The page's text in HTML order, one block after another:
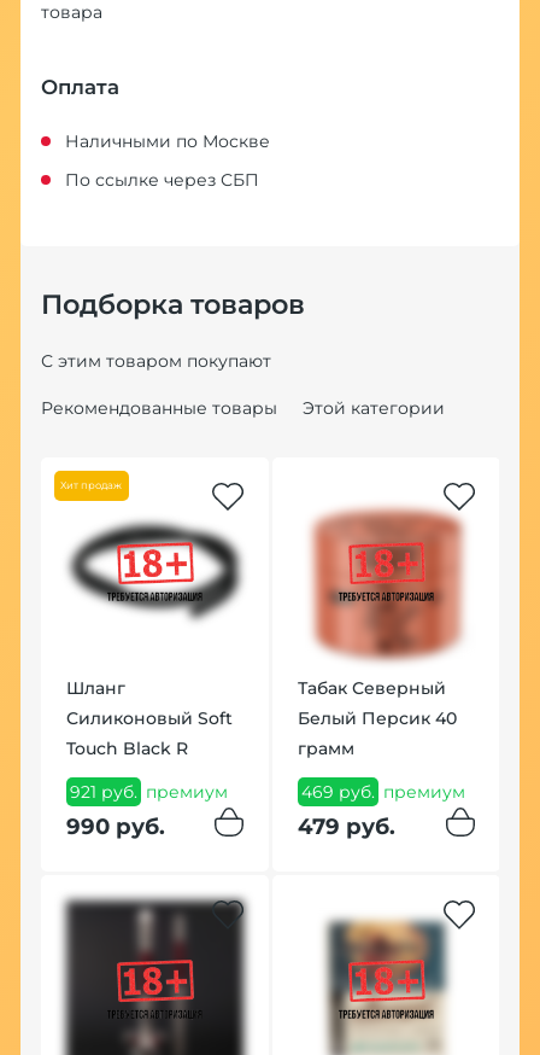
товара
Оплата
Наличными по Москве
По ссылке через СБП
Подборка товаров
С этим товаром покупают
Рекомендованные товары Этой категории
Хит продаж
Шланг
Силиконовый Soft
Touch Black R
921 руб. премиум
990 руб.
Табак Северный
Белый Персик 40
грамм
469 руб. премиум
479 руб.